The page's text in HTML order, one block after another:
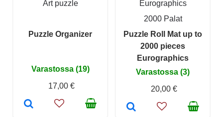
Art puzzle
Puzzle Organizer
Varastossa (19)
17,00 €
Eurographics
2000 Palat
Puzzle Roll Mat up to
2000 pieces
Eurographics
Varastossa (3)
20,00 €